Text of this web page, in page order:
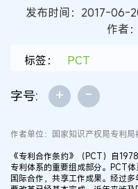
发布时间：2017-06-
作者
标签： PCT
字号: + -
作者单位：国家知识产权局专利
《专利合作条约》（PCT）自
专利体系的重要组成部分。PCT
国际合作，共享工作成果。经过